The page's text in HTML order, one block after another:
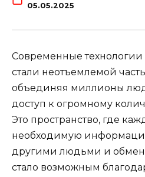
05.05.2025
Современные
стали неотъемлемой
объединяя миллионы
доступ к огромному
Это пространство, где
необходимую
другими людьми и
стало возможным